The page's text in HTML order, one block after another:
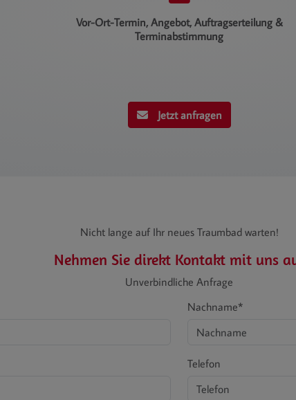
Vor-Ort-Termin, Angebot, Auftragserteilung &
Terminabstimmung
Jetzt anfragen
Nicht lange auf Ihr neues Traumbad warten!
Nehmen Sie direkt Kontakt mit uns
Unverbindliche Anfrage
Nachname*
Telefon